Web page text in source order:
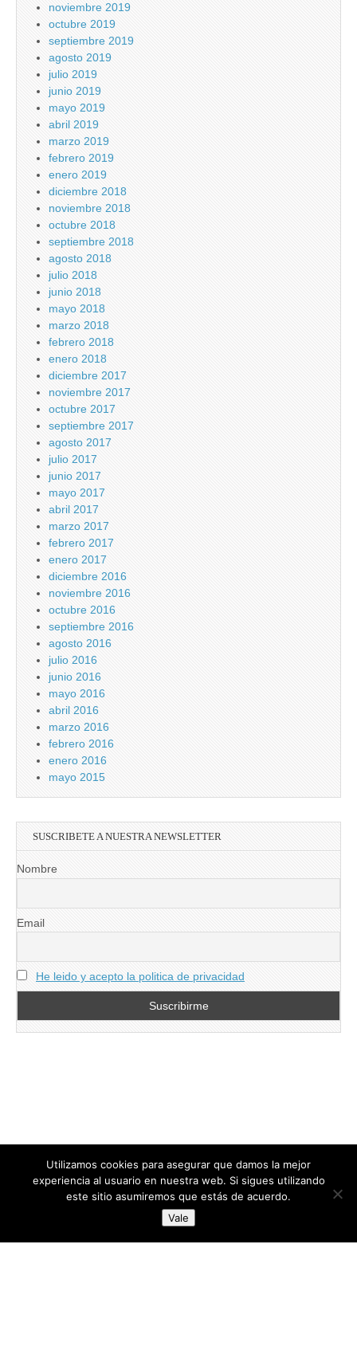
noviembre 2019
octubre 2019
septiembre 2019
agosto 2019
julio 2019
junio 2019
mayo 2019
abril 2019
marzo 2019
febrero 2019
enero 2019
diciembre 2018
noviembre 2018
octubre 2018
septiembre 2018
agosto 2018
julio 2018
junio 2018
mayo 2018
marzo 2018
febrero 2018
enero 2018
diciembre 2017
noviembre 2017
octubre 2017
septiembre 2017
agosto 2017
julio 2017
junio 2017
mayo 2017
abril 2017
marzo 2017
febrero 2017
enero 2017
diciembre 2016
noviembre 2016
octubre 2016
septiembre 2016
agosto 2016
julio 2016
junio 2016
mayo 2016
abril 2016
marzo 2016
febrero 2016
enero 2016
mayo 2015
SUSCRIBETE A NUESTRA NEWSLETTER
Nombre
Email
He leido y acepto la politica de privacidad
directoresdeseguridad.es
Diseñado por Centro Andaluz de Estudios y Entrenamiento
Utilizamos cookies para asegurar que damos la mejor
experiencia al usuario en nuestra web. Si sigues utilizando
este sitio asumiremos que estás de acuerdo.
Vale